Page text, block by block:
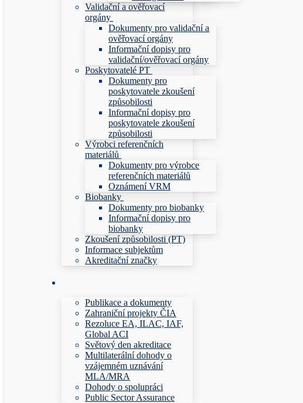
Validační a ověřovací
orgány
Dokumenty pro validační a
ověřovací orgány
Informační dopisy pro
validační/ověřovací orgány
Poskytovatelé PT
Dokumenty pro
poskytovatele zkoušení
způsobilosti
Informační dopisy pro
poskytovatele zkoušení
způsobilosti
Výrobci referenčních
materiálů
Dokumenty pro výrobce
referenčních materiálů
Oznámení VRM
Biobanky
Dokumenty pro biobanky
Informační dopisy pro
biobanky
Zkoušení způsobilosti (PT)
Informace subjektům
Akreditační značky
Publikace a dokumenty
Zahraniční projekty ČIA
Rezoluce EA, ILAC, IAF,
Global ACI
Světový den akreditace
Multilaterální dohody o
vzájemném uznávání
MLA/MRA
Dohody o spolupráci
Public Sector Assurance